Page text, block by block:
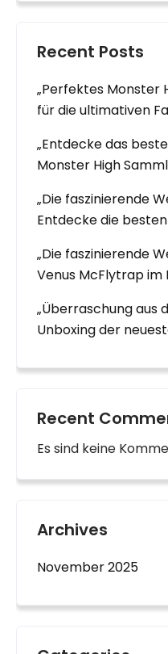
Recent Posts
„Perfektes Monster
für die ultimativen
„Entdecke das
Monster High
„Die faszinierende
Entdecke die besten
„Die faszinierende
Venus McFlytrap im
„Überraschung aus
Unboxing der
Recent
Es sind keine
Archives
November 2025